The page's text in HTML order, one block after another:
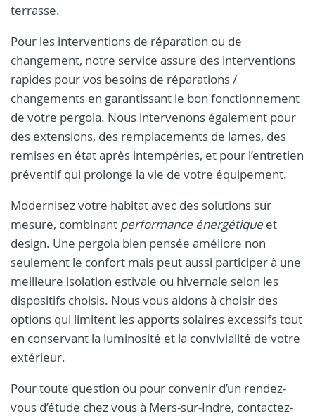
terrasse.
Pour les interventions de réparation ou de
changement, notre service assure des interventions
rapides pour vos besoins de réparations /
changements en garantissant le bon fonctionnement
de votre pergola. Nous intervenons également pour
des extensions, des remplacements de lames, des
remises en état après intempéries, et pour l’entretien
préventif qui prolonge la vie de votre équipement.
Modernisez votre habitat avec des solutions sur
mesure, combinant performance énergétique et
design. Une pergola bien pensée améliore non
seulement le confort mais peut aussi participer à une
meilleure isolation estivale ou hivernale selon les
dispositifs choisis. Nous vous aidons à choisir des
options qui limitent les apports solaires excessifs tout
en conservant la luminosité et la convivialité de votre
extérieur.
Pour toute question ou pour convenir d’un rendez-
vous d’étude chez vous à Mers-sur-Indre, contactez-